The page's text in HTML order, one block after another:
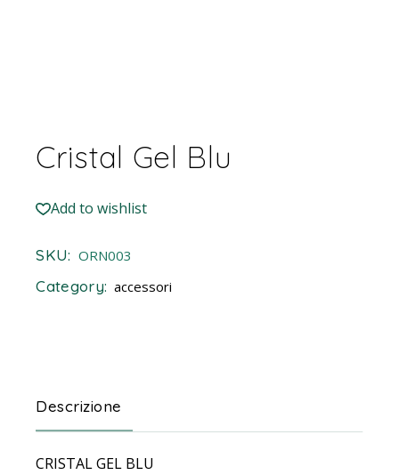
Cristal Gel Blu
Add to wishlist
SKU: ORN003
Category: accessori
Descrizione
CRISTAL GEL BLU